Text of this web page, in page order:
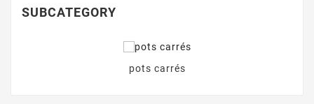
SUBCATEGORY
pots carrés